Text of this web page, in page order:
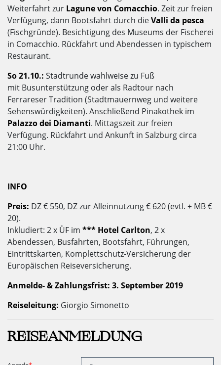
Weiterfahrt zur Lagune von Comacchio. Zeit zur freien
Verfügung, dann Bootsfahrt durch dieValli da pesca
(Fischgründe). Besichtigung des Museums der Fischerei
in Comacchio. Rückfahrt und Abendessen in typischem
Restaurant.
So 21.10.: Stadtrunde wahlweise zu Fuß
mit Busunterstützung oder als Radtour nach
Ferrareser Tradition (Stadtmauernweg und weitere
Sehenswürdigkeiten). Anschließend Pinakothek im
Palazzo dei Diamanti. Mittagszeit zur freien
Verfügung. Rückfahrt und Ankunft in Salzburg circa
21:00 Uhr.
INFO
Preis: DZ € 550, DZ zur Alleinnutzung € 620 (evtl. + MB €
20).
Inkludiert: 2 x ÜF im *** Hotel Carlton, 2 x
Abendessen, Busfahrten, Bootsfahrt, Führungen,
Eintrittskarten, Komplettschutz-Versicherung der
Europäischen Reiseversicherung.
Anmelde- & Zahlungsfrist: 3. September 2019
Reiseleitung: Giorgio Simonetto
REISEANMELDUNG